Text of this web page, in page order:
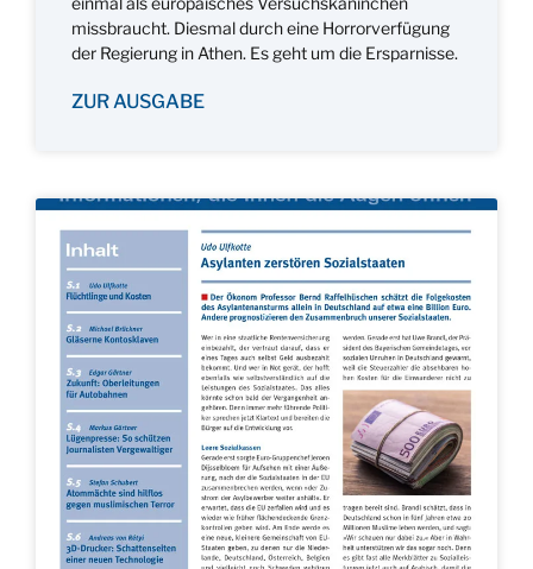
missbraucht. Diesmal durch eine Horrorverfügung
der Regierung in Athen. Es geht um die Ersparnisse.
ZUR AUSGABE